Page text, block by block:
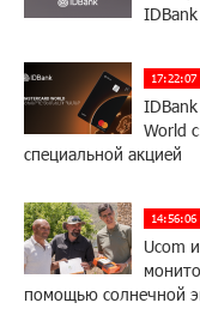
17:22:07
World
специальной акцией
14:56:06
Ucom
помощью солнечной